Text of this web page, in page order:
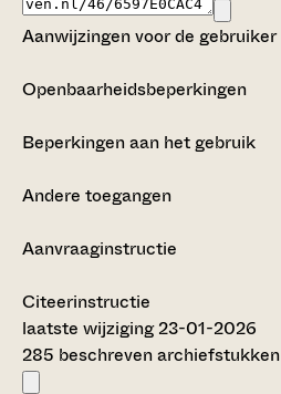
Aanwijzingen voor de gebruiker
Openbaarheidsbeperkingen
Beperkingen aan het gebruik
Andere toegangen
Aanvraaginstructie
Citeerinstructie
laatste wijziging 23-01-2026
285 beschreven archiefstukken